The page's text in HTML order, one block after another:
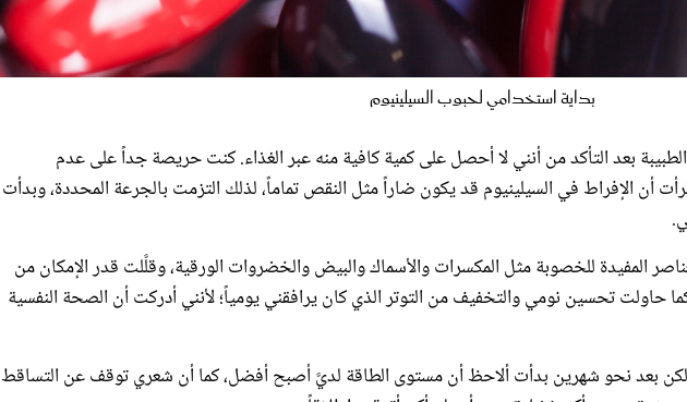
بداية استخدامي لحبوب السيلينيوم
بعد التأكد من أنني لا أحصل على كمية كافية منه عبر الغذاء. كنت حريصة جداً على عدم
أن الإفراط في السيلينيوم قد يكون ضاراً مثل النقص تماماً، لذلك التزمت بالجرعة المحددة، وبدأت
المفيدة للخصوبة مثل المكسرات والأسماك والبيض والخضروات الورقية، وقلَّلت قدر الإمكان من
حاولت تحسين نومي والتخفيف من التوتر الذي كان يرافقني يومياً؛ لأنني أدركت أن الصحة النفسية
لكن بعد نحو شهرين بدأت ألاحظ أن مستوى الطاقة لديَّ أصبح أفضل، كما أن شعري توقف عن التساقط